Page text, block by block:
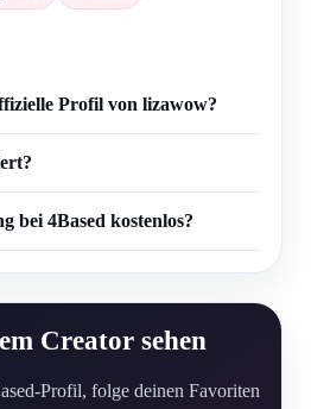
Profil von lizawow?
bei 4Based kostenlos?
Creator sehen
Profil, folge deinen Favoriten